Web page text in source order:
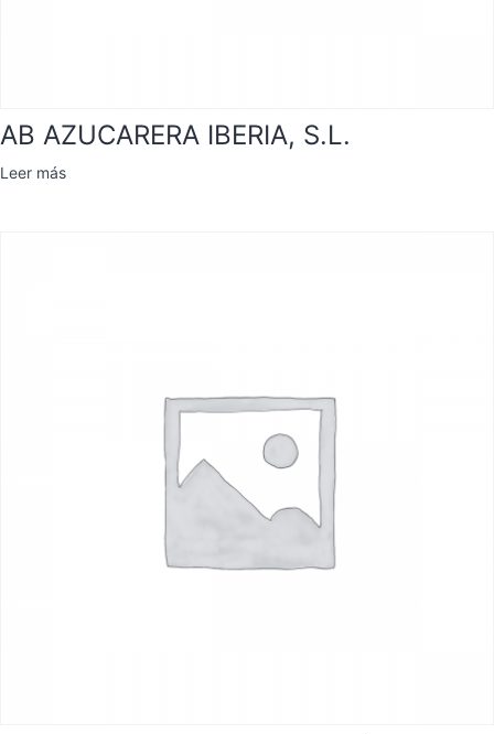
AB AZUCARERA IBERIA, S.L.
Leer más